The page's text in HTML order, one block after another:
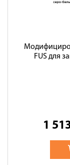
FUS для
1